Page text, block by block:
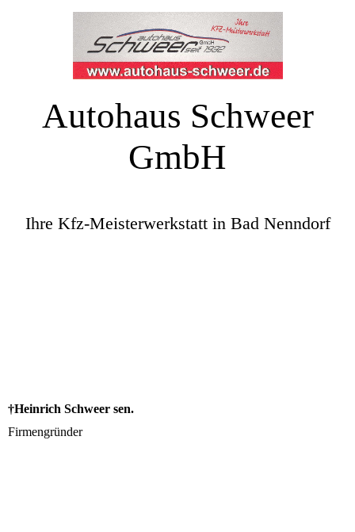
Autohaus Schweer
GmbH
Ihre Kfz-Meisterwerkstatt in Bad Nenndorf
†Heinrich Schweer sen.
Firmengründer